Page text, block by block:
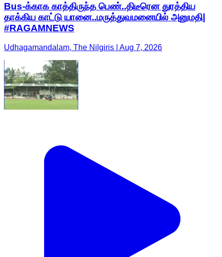
Bus-க்காக காத்திருந்த பெண்..திடீரென துரத்திய
தாக்கிய காட்டு யானை..மருத்துவமனையில் அனுமதி|
#RAGAMNEWS
Udhagamandalam, The Nilgiris | Aug 7, 2026